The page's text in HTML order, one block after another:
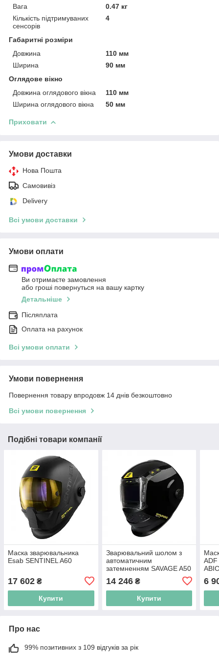
Вага
0.47 кг
Кількість підтримуваних
сенсорів
4
Габаритні розміри
Довжина
110 мм
Ширина
90 мм
Оглядове вікно
Довжина оглядового вікна
110 мм
Ширина оглядового вікна
50 мм
Приховати
Умови доставки
Нова Пошта
Самовивіз
Delivery
Всі умови доставки
Умови оплати
Ви отримаєте замовлення
або гроші повернуться на вашу картку
Детальніше
Післяплата
Оплата на рахунок
Всі умови оплати
Умови повернення
Повернення товару впродовж 14 днів безкоштовно
Всі умови повернення
Подібні товари компанії
Маска зварювальника
Esab SENTINEL A60
17 602 ₴
Купити
Зварювальний шолом з
автоматичним
затемненням SAVAGE A50
14 246₴
Купити
ADF
6
Про нас
99% позитивних з 109 відгуків за рік